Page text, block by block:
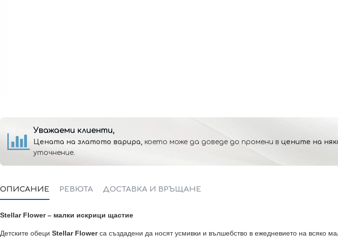
Уважаеми клиенти,
Цената на златото варира, което може да доведе до промени в цените на
уточнение.
ОПИСАНИЕ РЕВЮТА ДОСТАВКА И ВРЪЩАНЕ
Stellar Flower – малки искрици щастие
Детските обеци Stellar Flowerса създадени да носят усмивки и вълшебство в ежедневието на всяко